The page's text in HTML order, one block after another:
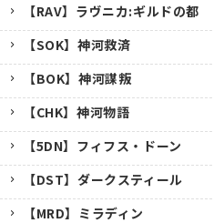
【RAV】ラヴニカ:ギルドの都
【SOK】神河救済
【BOK】神河謀叛
【CHK】神河物語
【5DN】フィフス・ドーン
【DST】ダークスティール
【MRD】ミラディン